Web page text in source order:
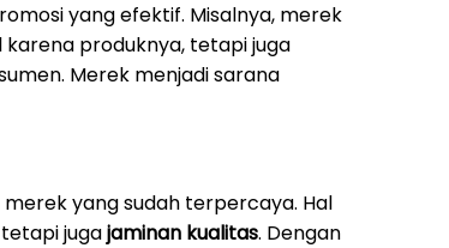
yang efektif. Misalnya, merek
produknya, tetapi juga
Merek menjadi sarana
yang sudah terpercaya. Hal
tetapi jugajaminan kualitas. Dengan